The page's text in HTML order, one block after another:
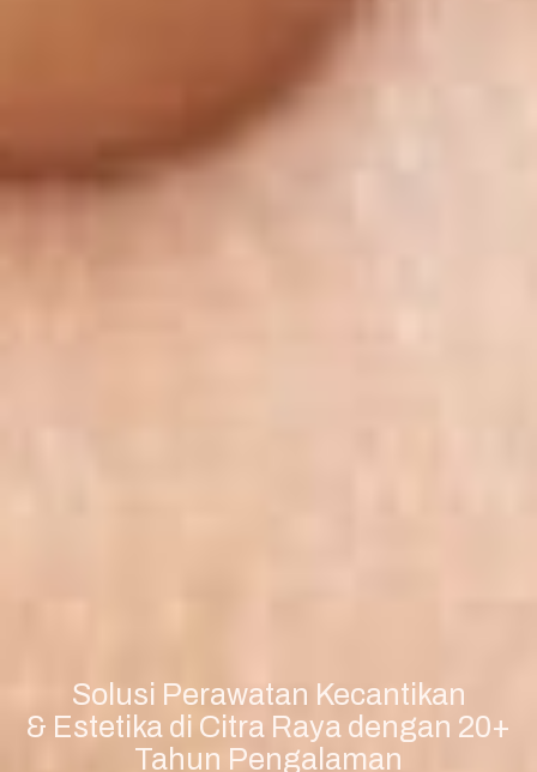
Solusi Perawatan Kecantikan
& Estetika di Citra Raya dengan 20+
Tahun Pengalaman